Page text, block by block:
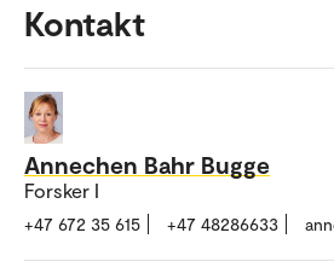
Kontakt
Annechen Bahr Bugge
Forsker I
+47 672 35 615 +47 48286633